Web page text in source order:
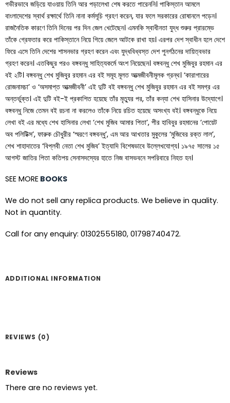
গভীরভাবে জড়িয়ে যাওয়ায় তিনি আর পড়ালেখা শেষ করতে পারেননি। পাকিস্তান আমলে
বাংলাদেশের স্বার্থ রক্ষার্থে তিনি নানা কর্মসূচি গ্রহণ করেন, যার ফলে সরকারের রোষানলে পড়েন।
রাজনৈতিক কারণে তিনি দিনের পর দিন জেল খেটেছেন। এমনকি স্বাধীনতা যুদ্ধ শুরুর প্রারম্ভে
তাঁকে গ্রেফতার করে পাকিস্তানে নিয়ে গিয়ে জেলে আটকে রাখা হয়। এরপর দেশ স্বাধীন হলে দেশে
ফিরে এসে তিনি দেশের শাসনভার গ্রহণ করেন এবং যুদ্ধবিধ্বস্ত দেশ পুনর্গঠনের দায়িত্বভার
গ্রহণ করেন। এতকিছুর পরও বঙ্গবন্ধু সাহিত্যকর্মে অংশ নিয়েছেন। বঙ্গবন্ধু শেখ মুজিবুর রহমান এর
বই ২টি। বঙ্গবন্ধু শেখ মুজিবুর রহমান এর বই সমূহ মূলত আত্মজীবনীমূলক গ্রন্থ। ‘কারাগারের
রোজনামচা’ ও ‘অসমাপ্ত আত্মজীবনী’ এই দুটি বই বঙ্গবন্ধু শেখ মুজিবুর রহমান এর বই সমগ্র এর
অন্তর্ভুক্ত। এই দুটি বই-ই প্রকাশিত হয়েছে তাঁর মৃত্যুর পর, তাঁর কন্যা শেখ হাসিনার উদ্যোগে।
বঙ্গবন্ধু নিজে তেমন বই রচনা না করলেও তাঁকে নিয়ে রচিত হয়েছে অসংখ্য বই। বঙ্গবন্ধুকে নিয়ে
লেখা বই এর মধ্যে শেখ হাসিনার লেখা ‘শেখ মুজিব আমার পিতা’, পীর হাবিবুর রহমানের ‘পোয়েট
অব পলিটিক্স’, ফারুক চৌধুরীর ‘স্মরণে বঙ্গবন্ধু’, এম আর আখতার মুকুলের ‘মুজিবের রক্ত লাল’,
শেখ শাহাদাতের ‘বিপ্লবী নেতা শেখ মুজিব’ ইত্যাদি বিশেষভাবে উল্লেখযোগ্য। ১৯৭৫ সালের ১৫
আগস্ট জাতির পিতা কতিপয় সেনাসদস্যের হাতে নিজ বাসভবনে সপরিবারে নিহত হন।
SEE MOREBOOKS
We do not sell any replica products. We believe in quality.
Not in quantity.
Call for any enquiry: 01302555180, 01798740472.
ADDITIONAL INFORMATION
REVIEWS (0)
Reviews
There are no reviews yet.